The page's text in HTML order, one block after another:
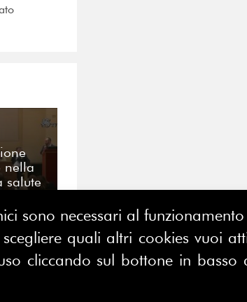
nella
salute
sono necessari al
quali altri cookies vuoi
cliccando sul bottone in basso